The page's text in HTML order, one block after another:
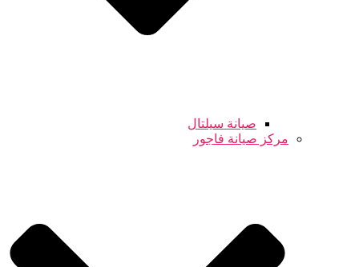
صيانة سيلتال
مركز صيانة فاجور